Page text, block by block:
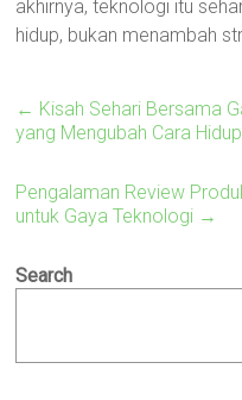
akhirnya, teknologi itu
hidup, bukan menambah
← Kisah Sehari Bersama
yang Mengubah Cara Hidup
Pengalaman Review
untuk Gaya Teknologi →
Search